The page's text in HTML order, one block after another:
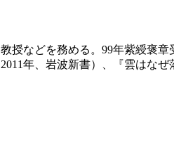
などを務める。99年紫綬褒
年、岩波新書）、『雲はな